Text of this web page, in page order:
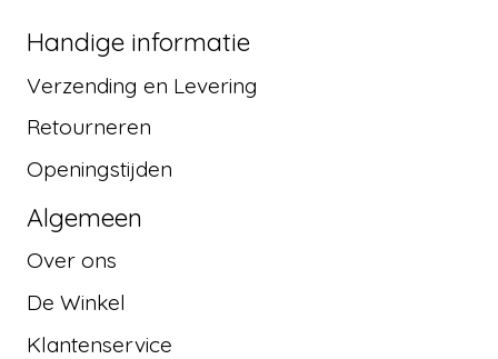
Handige informatie
Verzending en Levering
Retourneren
Openingstijden
Algemeen
Over ons
De Winkel
Klantenservice